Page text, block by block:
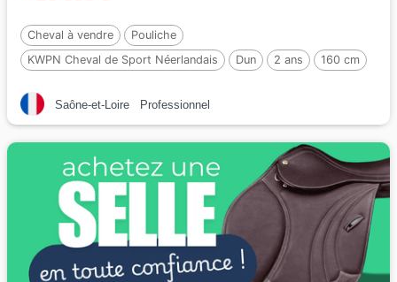
Cheval à vendre
Pouliche
KWPN Cheval de Sport Néerlandais
Dun 2 ans
160 cm
Saône-et-Loire
Professionnel